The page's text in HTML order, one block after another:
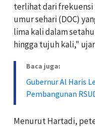
terlihat dari frekuensi
umur sehari (DOC)
lima kali dalam
hingga tujuh kali,"
Baca juga:
Gubernur Al Haris
Pembangunan
Menurut Hartadi,